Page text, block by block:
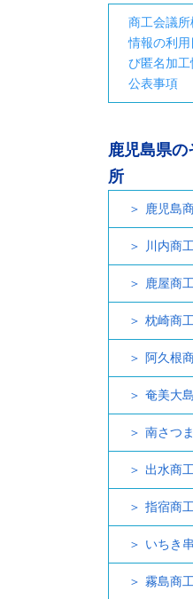
商工会議所
情報の利用
び匿名加
公表事項
鹿児島県の
所
鹿児島
川内商
鹿屋商
枕崎商
阿久根
奄美大
南さつ
出水商
指宿商
いちき
霧島商